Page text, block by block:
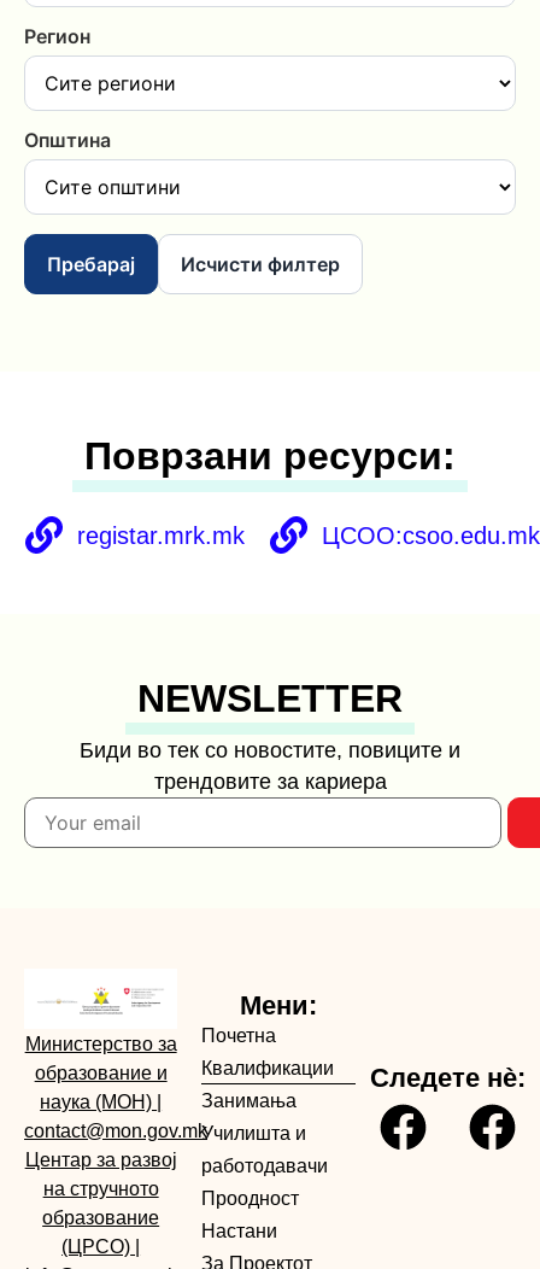
Регион
Општина
Пребарај Исчисти филтер
Поврзани ресурси:
registar.mrk.mk ЦСОО:csoo.edu.mk
NEWSLETTER
Биди во тек со новостите, повиците и
трендовите за кариера
Министерство за
образование и
наука (МОН)
contact@mon.gov.mk
Центар за развој
на стручното
образование
(ЦРСО)
Мени:
Почетна
Квалификации
Занимања
Училишта и
работодавачи
Проодност
Настани
За Проектот
Следете нè: